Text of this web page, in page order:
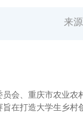
来源
员会、重庆市农业
旨在打造大学生乡